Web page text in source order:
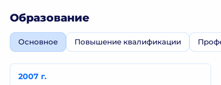
Образование
Основное Повышение квалификации
2007 г.